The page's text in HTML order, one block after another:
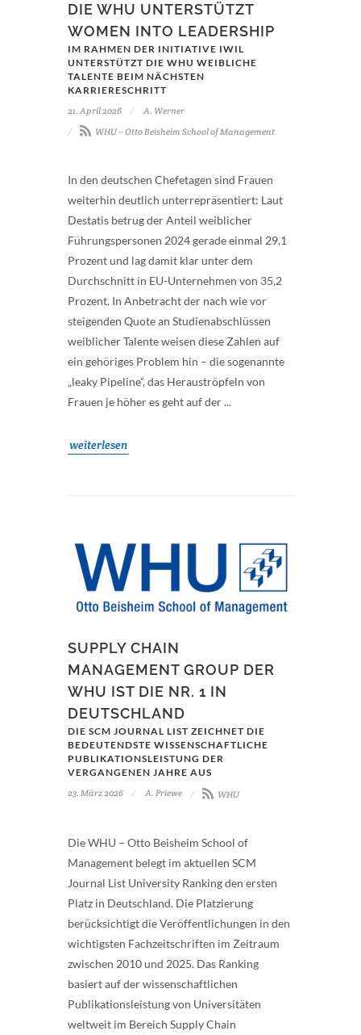
DIE WHU UNTERSTÜTZT
WOMEN INTO LEADERSHIP
IM RAHMEN DER INITIATIVE IWIL
UNTERSTÜTZT DIE WHU WEIBLICHE
TALENTE BEIM NÄCHSTEN
KARRIERESCHRITT
21. April 2026
A. Werner
WHU – Otto Beisheim School of Management
In den deutschen Chefetagen sind Frauen
weiterhin deutlich unterrepräsentiert: Laut
Destatis betrug der Anteil weiblicher
Führungspersonen 2024 gerade einmal 29,1
Prozent und lag damit klar unter dem
Durchschnitt in EU-Unternehmen von 35,2
Prozent. In Anbetracht der nach wie vor
steigenden Quote an Studienabschlüssen
weiblicher Talente weisen diese Zahlen auf
ein gehöriges Problem hin – die sogenannte
„leaky Pipeline“, das Herauströpfeln von
Frauen je höher es geht auf der ...
weiterlesen
SUPPLY CHAIN
MANAGEMENT GROUP DER
WHU IST DIE NR. 1 IN
DEUTSCHLAND
DIE SCM JOURNAL LIST ZEICHNET DIE
BEDEUTENDSTE WISSENSCHAFTLICHE
PUBLIKATIONSLEISTUNG DER
VERGANGENEN JAHRE AUS
23. März 2026
A. Priewe WHU
Die WHU – Otto Beisheim School of
Management belegt im aktuellen SCM
Journal List University Ranking den ersten
Platz in Deutschland. Die Platzierung
berücksichtigt die Veröffentlichungen in den
wichtigsten Fachzeitschriften im Zeitraum
zwischen 2010 und 2025. Das Ranking
basiert auf der wissenschaftlichen
Publikationsleistung von Universitäten
weltweit im Bereich Supply Chain